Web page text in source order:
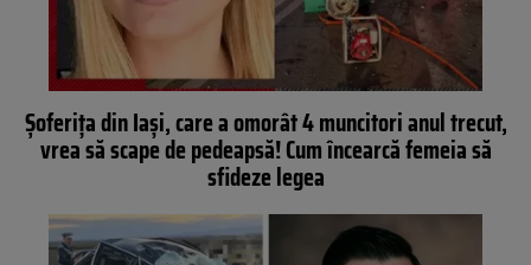
Șoferița din Iași, care a omorât 4 muncitori anul trecut,
vrea să scape de pedeapsă! Cum încearcă femeia să
sfideze legea